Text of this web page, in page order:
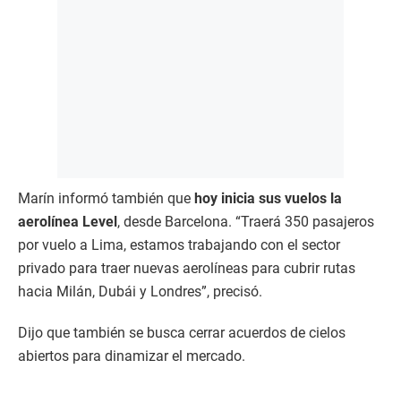
Marín informó también que hoy inicia sus vuelos la
aerolínea Level, desde Barcelona. “Traerá 350 pasajeros
por vuelo a Lima, estamos trabajando con el sector
privado para traer nuevas aerolíneas para cubrir rutas
hacia Milán, Dubái y Londres”, precisó.
Dijo que también se busca cerrar acuerdos de cielos
abiertos para dinamizar el mercado.